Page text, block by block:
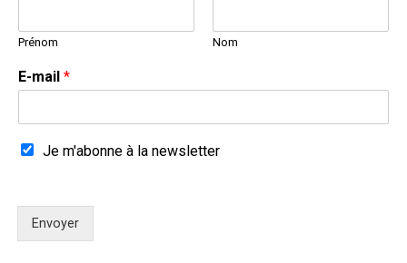
Prénom Nom
E-mail *
Je m'abonne à la newsletter
Envoyer